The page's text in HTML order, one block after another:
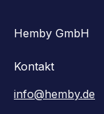
Hemby GmbH
Kontakt
info@hemby.de